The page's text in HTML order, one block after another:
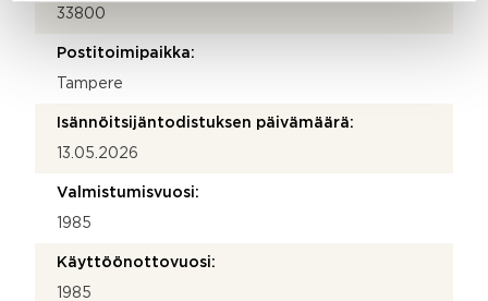
33800
Postitoimipaikka:
Tampere
Isännöitsijäntodistuksen päivämäärä:
13.05.2026
Valmistumisvuosi:
1985
Käyttöönottovuosi:
1985